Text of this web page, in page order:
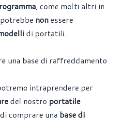
, come molti altri in
nonessere
di portatili.
una base di raffreddamento
intraprendere per
del nostro portatile
comprare una base di